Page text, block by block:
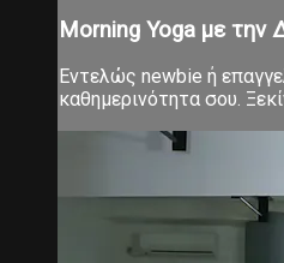
Morning Yoga με την
Εντελώς newbie ή
καθημερινότητα σου.